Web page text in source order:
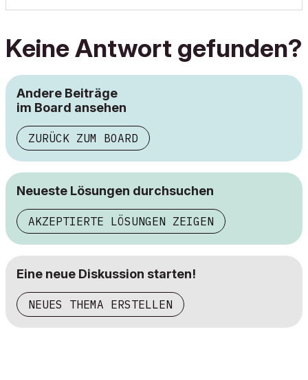
Keine Antwort gefunden?
Andere Beiträge
im Board ansehen
ZURÜCK ZUM BOARD
Neueste Lösungen durchsuchen
AKZEPTIERTE LÖSUNGEN ZEIGEN
Eine neue Diskussion starten!
NEUES THEMA ERSTELLEN